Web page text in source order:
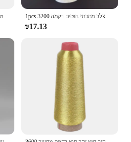
3200M זהב כסף חוט מחשב רקמת חוט זהב חוט DIY ידני צלב תפר מתכת WireGold כסף חוט ארוג קו 1pcs 3200 מ '/רול רקמה מתכתית סריגה חוט צלב מתכתי חוטים רקמה
₪17.13